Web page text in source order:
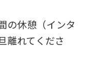
の休憩（インタ
離れてくださ